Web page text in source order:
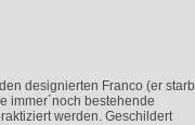
designierten Franco (er starb
immer´noch bestehende
werden. Geschildert